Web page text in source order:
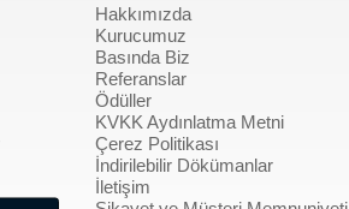
Hakkımızda
Kurucumuz
Basında Biz
Referanslar
Ödüller
KVKK Aydınlatma Metni
Çerez Politikası
İndirilebilir Dökümanlar
İletişim